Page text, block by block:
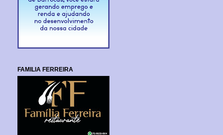
FAMILIA FERREIRA